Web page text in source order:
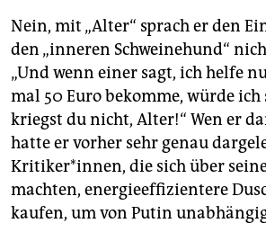
Nein, mit „Alter“ sprach er den
den „inneren Schweinehund“
„Und wenn einer sagt, ich helfe
mal 50 Euro bekomme, würde ich
kriegst du nicht, Alter!“ Wen er
hatte er vorher sehr genau
Kritiker*innen, die sich über
machten, energieeffizientere
kaufen, um von Putin